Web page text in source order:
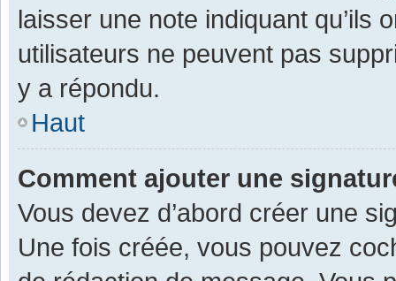
laisser une note indiquant qu’ils
utilisateurs ne peuvent pas
y a répondu.
Haut
Comment ajouter une
Vous devez d’abord créer une
Une fois créée, vous pouvez